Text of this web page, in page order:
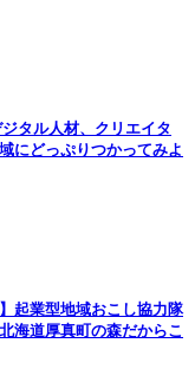
タル人材、クリエイタ
にどっぷりつかってみよ
起業型地域おこし協力隊
海道厚真町の森だからこ